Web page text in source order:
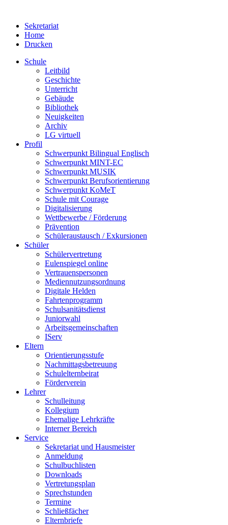
Sekretariat
Home
Drucken
Schule
Leitbild
Geschichte
Unterricht
Gebäude
Bibliothek
Neuigkeiten
Archiv
LG virtuell
Profil
Schwerpunkt Bilingual Englisch
Schwerpunkt MINT-EC
Schwerpunkt MUSIK
Schwerpunkt Berufsorientierung
Schwerpunkt KoMeT
Schule mit Courage
Digitalisierung
Wettbewerbe / Förderung
Prävention
Schüleraustausch / Exkursionen
Schüler
Schülervertretung
Eulenspiegel online
Vertrauenspersonen
Mediennutzungsordnung
Digitale Helden
Fahrtenprogramm
Schulsanitätsdienst
Juniorwahl
Arbeitsgemeinschaften
IServ
Eltern
Orientierungsstufe
Nachmittagsbetreuung
Schulelternbeirat
Förderverein
Lehrer
Schulleitung
Kollegium
Ehemalige Lehrkräfte
Interner Bereich
Service
Sekretariat und Hausmeister
Anmeldung
Schulbuchlisten
Downloads
Vertretungsplan
Sprechstunden
Termine
Schließfächer
Elternbriefe